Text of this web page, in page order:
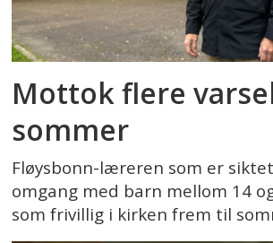
Mottok flere
sommer
Fløysbonn-læreren som er
omgang med barn mellom 14
som frivillig i kirken frem til